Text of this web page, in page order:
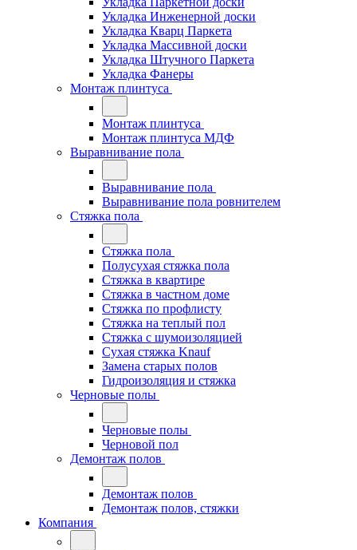
Укладка Инженерной доски
Укладка Кварц Паркета
Укладка Массивной доски
Укладка Штучного Паркета
Укладка Фанеры
Монтаж плинтуса
Монтаж плинтуса
Монтаж плинтуса МДФ
Выравнивание пола
Выравнивание пола
Выравнивание пола ровнителем
Стяжка пола
Стяжка пола
Полусухая стяжка пола
Стяжка в квартире
Стяжка в частном доме
Стяжка по профлисту
Стяжка на теплый пол
Стяжка с шумоизоляцией
Сухая стяжка Knauf
Замена старых полов
Гидроизоляция и стяжка
Черновые полы
Черновые полы
Черновой пол
Демонтаж полов
Демонтаж полов
Демонтаж полов, стяжки
Компания